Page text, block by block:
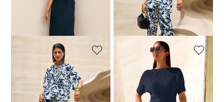
Laagste prijs van de afgelopen 30
dagen**: 119,95 € (-8%)
MADELEINE
Broek met print
149,95 €
MADELEINE
89,95 €
149,95 €